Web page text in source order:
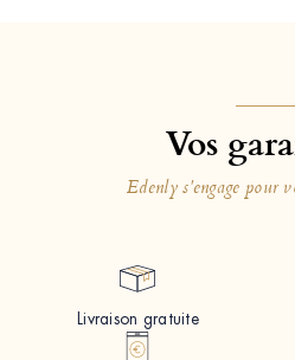
Vos
Edenly s'engage pour
Livraison gratuite